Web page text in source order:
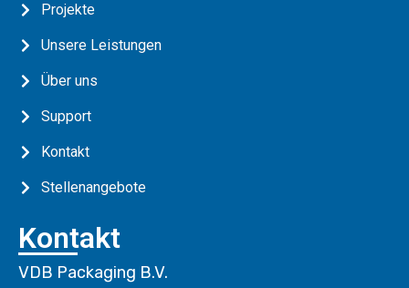
Projekte
Unsere Leistungen
Über uns
Support
Kontakt
Stellenangebote
Kontakt
VDB Packaging B.V.